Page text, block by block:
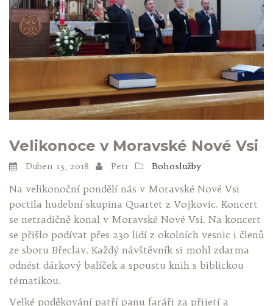
Velikonoce v Moravské Nové Vsi
Duben 13, 2018 Petr Bohoslužby
Na velikonoční pondělí nás v Moravské Nové Vsi
poctila hudební skupina Quartet z Vojkovic. Koncert
se netradičně konal v Moravské Nové Vsi. Na koncert
se přišlo podívat přes 230 lidí z okolních vesnic i členů
ze sboru Břeclav. Každý návštěvník si mohl zdarma
odnést dárkový balíček a spoustu knih s biblickou
tématikou.
Velké poděkování patří panu faráři za přijetí a